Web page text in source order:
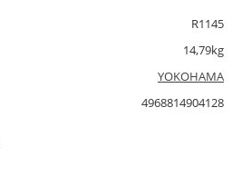
R1145
14,79kg
YOKOHAMA
4968814904128